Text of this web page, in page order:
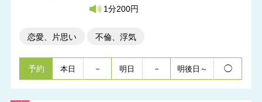
1分200円
恋愛、片思い 不倫、浮気
予約 本日 － 明日 － 明後日～ ◯